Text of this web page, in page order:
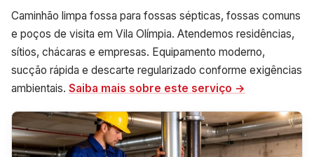
Caminhão limpa fossa para fossas sépticas, fossas comuns
e poços de visita em Vila Olímpia. Atendemos residências,
sítios, chácaras e empresas. Equipamento moderno,
sucção rápida e descarte regularizado conforme exigências
ambientais. Saiba mais sobre este serviço →